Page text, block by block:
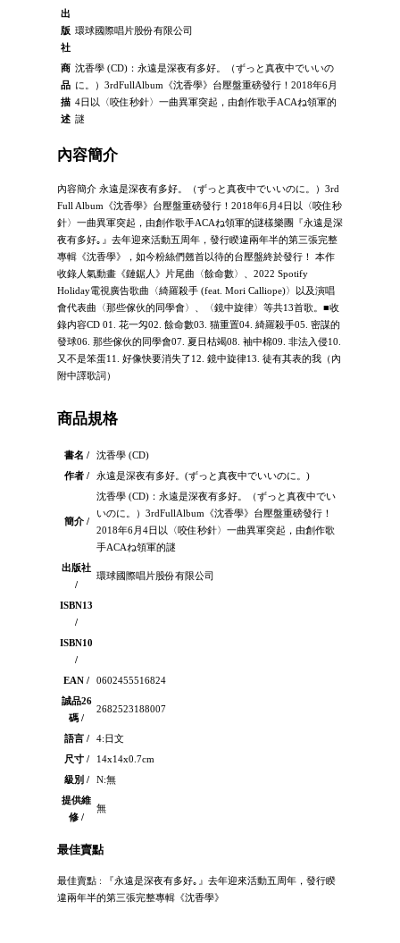
出
版
社
環球國際唱片股份有限公司
商
品
描
述
沈香學 (CD)：永遠是深夜有多好。（ずっと真夜中でいいの
に。）3rdFullAlbum《沈香學》台壓盤重磅發行！2018年6月
4日以〈咬住秒針〉一曲異軍突起，由創作歌手ACAね領軍的
謎
內容簡介
內容簡介 永遠是深夜有多好。（ずっと真夜中でいいのに。）3rd
Full Album《沈香學》台壓盤重磅發行！2018年6月4日以〈咬住秒
針〉一曲異軍突起，由創作歌手ACAね領軍的謎樣樂團『永遠是深
夜有多好｡』去年迎來活動五周年，發行睽違兩年半的第三張完整
專輯《沈香學》，如今粉絲們翹首以待的台壓盤終於發行！ 本作
收錄人氣動畫《鏈鋸人》片尾曲〈餘命數〉、2022 Spotify
Holiday電視廣告歌曲〈綺羅殺手 (feat. Mori Calliope)〉以及演唱
會代表曲〈那些傢伙的同學會〉、〈鏡中旋律〉等共13首歌。■收
錄内容CD 01. 花一匁02. 餘命數03. 猫重置04. 綺羅殺手05. 密謀的
發球06. 那些傢伙的同學會07. 夏日枯竭08. 袖中棉09. 非法入侵10.
又不是笨蛋11. 好像快要消失了12. 鏡中旋律13. 徒有其表的我（內
附中譯歌詞）
商品規格
書名 /
沈香學 (CD)
作者 /
永遠是深夜有多好。(ずっと真夜中でいいのに。)
簡介 /
沈香學 (CD)：永遠是深夜有多好。（ずっと真夜中でい
いのに。）3rdFullAlbum《沈香學》台壓盤重磅發行！
2018年6月4日以〈咬住秒針〉一曲異軍突起，由創作歌
手ACAね領軍的謎
出版社
/
環球國際唱片股份有限公司
ISBN13
/
ISBN10
/
EAN /
0602455516824
誠品26
碼 /
2682523188007
語言 /
4:日文
尺寸 /
14x14x0.7cm
級別 /
N:無
提供維
修 /
無
最佳賣點
最佳賣點 : 『永遠是深夜有多好｡』去年迎來活動五周年，發行睽
違兩年半的第三張完整專輯《沈香學》